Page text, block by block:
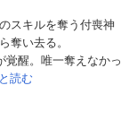
スキルを奪う付喪神
い去る。
覚醒。唯一奪えなかっ
読む